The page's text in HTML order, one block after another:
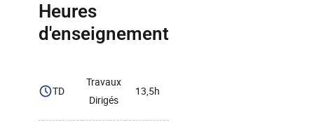
Heures
d'enseignement
TD
Travaux
Dirigés
13,5h